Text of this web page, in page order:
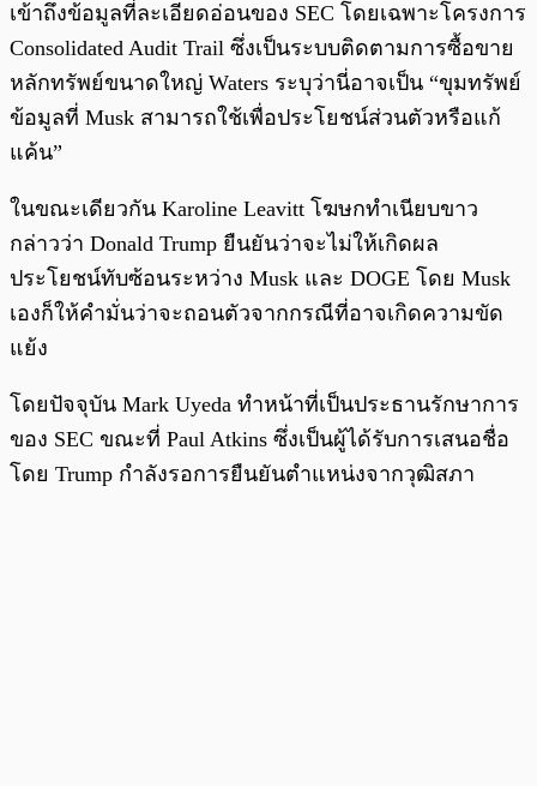
เข้าถึงข้อมูลที่ละเอียดอ่อนของ SEC โดยเฉพาะโครงการ
Consolidated Audit Trail ซึ่งเป็นระบบติดตามการซื้อขาย
หลักทรัพย์ขนาดใหญ่ Waters ระบุว่านี่อาจเป็น “ขุมทรัพย์
ข้อมูลที่ Musk สามารถใช้เพื่อประโยชน์ส่วนตัวหรือแก้
แค้น”
ในขณะเดียวกัน Karoline Leavitt โฆษกทำเนียบขาว
กล่าวว่า Donald Trump ยืนยันว่าจะไม่ให้เกิดผล
ประโยชน์ทับซ้อนระหว่าง Musk และ DOGE โดย Musk
เองก็ให้คำมั่นว่าจะถอนตัวจากกรณีที่อาจเกิดความขัด
แย้ง
โดยปัจจุบัน Mark Uyeda ทำหน้าที่เป็นประธานรักษาการ
ของ SEC ขณะที่ Paul Atkins ซึ่งเป็นผู้ได้รับการเสนอชื่อ
โดย Trump กำลังรอการยืนยันตำแหน่งจากวุฒิสภา